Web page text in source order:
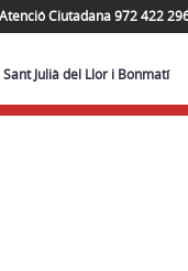
Atenció Ciutadana 972 422
Julià del Llor i Bonmatí